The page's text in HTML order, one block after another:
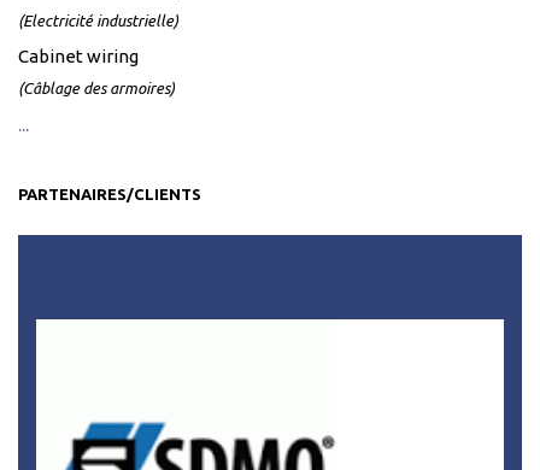
(Electricité industrielle)
Cabinet wiring
(Câblage des armoires)
...
PARTENAIRES/CLIENTS